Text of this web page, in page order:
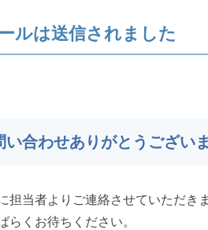
ルは送信されました
い合わせありがとうござい
担当者よりご連絡させていただきま
らくお待ちください。